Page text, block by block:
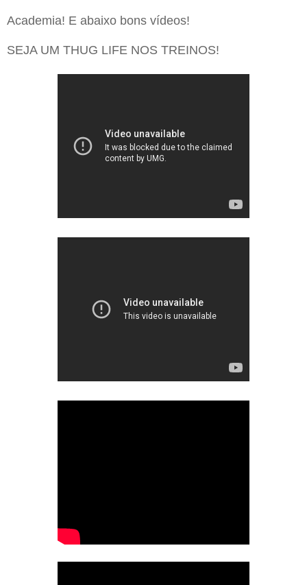
Academia! E abaixo bons vídeos!
SEJA UM THUG LIFE NOS TREINOS!